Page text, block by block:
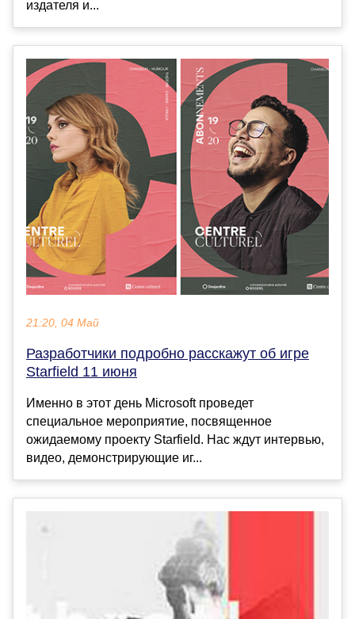
издателя и...
21:20, 04 Май
Разработчики подробно расскажут об игре
Starfield 11 июня
Именно в этот день Microsoft проведет
специальное мероприятие, посвященное
ожидаемому проекту Starfield. Нас ждут интервью,
видео, демонстрирующие иг...